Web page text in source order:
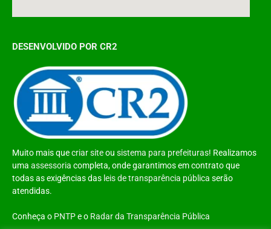
DESENVOLVIDO POR CR2
Muito mais quecriar siteou sistema para prefeituras! Realizamos
uma assessoria completa, onde garantimos em contrato que
todas as exigências das leis de transparência pública serão
atendidas.
Conheça o PNTPe o Radar da Transparência Pública